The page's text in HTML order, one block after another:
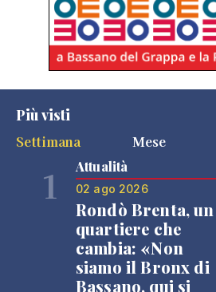
Più visti
Settimana
Mese
1 Attualità
02 ago 2026
Rondò Brenta, un
quartiere che
cambia: «Non
siamo il Bronx di
Bassano, qui si